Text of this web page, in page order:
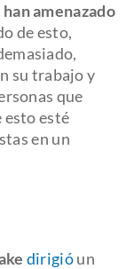
han amenazado
de esto,
su trabajo y
que
esto esté
en un
dirigióun